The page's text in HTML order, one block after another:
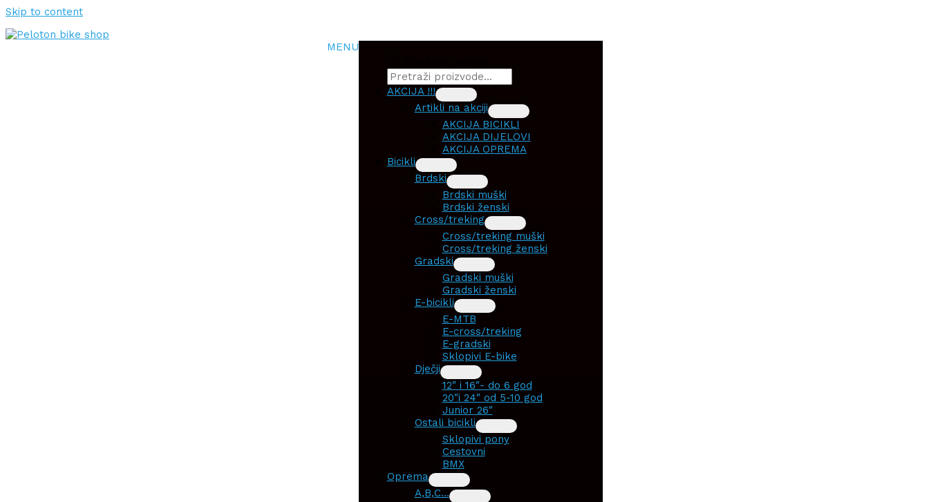
Skip to content
MENU
AKCIJA !!!
Artikli na akciji
AKCIJA BICIKLI
AKCIJA DIJELOVI
AKCIJA OPREMA
Bicikli
Brdski
Brdski muški
Brdski ženski
Cross/treking
Cross/treking muški
Cross/treking ženski
Gradski
Gradski muški
Gradski ženski
E-bicikli
E-MTB
E-cross/treking
E-gradski
Sklopivi E-bike
Dječji
12″ i 16″- do 6 god
20″i 24″ od 5-10 god
Junior 26″
Ostali bicikli
Sklopivi pony
Cestovni
BMX
Oprema
A,B,C…